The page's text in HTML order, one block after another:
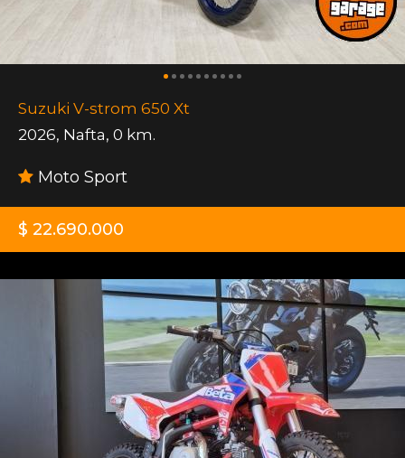
Suzuki V-strom 650 Xt
2026, Nafta, 0 km.
Moto Sport
$ 22.690.000